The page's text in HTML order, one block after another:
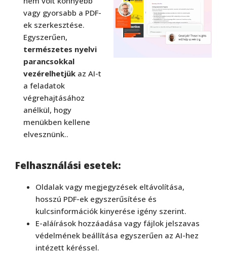
vagy gyorsabb a PDF-
ek szerkesztése.
Egyszerűen,
természetes nyelvi
parancsokkal
vezérelhetjükaz AI-t
a feladatok
végrehajtásához
anélkül, hogy
menükben kellene
elvesznünk..
Felhasználási esetek:
Oldalak vagy megjegyzések eltávolítása,
hosszú PDF-ek egyszerűsítése és
kulcsinformációk kinyerése igény szerint.
E-aláírások hozzáadása vagy fájlok jelszavas
védelmének beállítása egyszerűen az AI-hez
intézett kéréssel.